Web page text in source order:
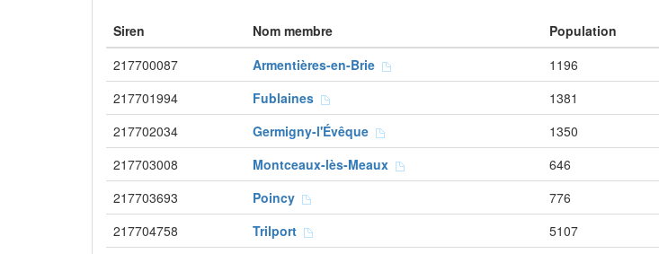
Siren Nom membre Population
217700087
Armentières-en-Brie 1196
217701994 Fublaines 1381
217702034 Germigny-l'Évêque 1350
217703008 Montceaux-lès-Meaux 646
217703693 Poincy 776
217704758 Trilport 5107